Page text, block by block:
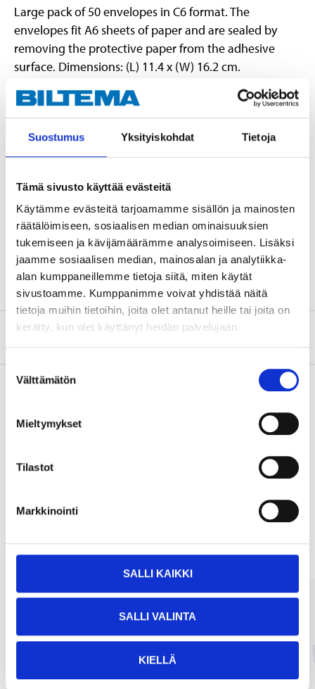
Suostumus Yksityiskohdat Tietoja
Tämä sivusto käyttää evästeitä
Käytämme evästeitä tarjoamamme sisällön ja mainosten
räätälöimiseen, sosiaalisen median ominaisuuksien
tukemiseen ja kävijämäärämme analysoimiseen. Lisäksi
jaamme sosiaalisen median, mainosalan ja analytiikka-
alan kumppaneillemme tietoja siitä, miten käytät
sivustoamme. Kumppanimme voivat yhdistää näitä
tietoja muihin tietoihin, joita olet antanut heille tai joita on
kerätty, kun olet käyttänyt heidän palvelujaan.
Suostumuksen
valinta
Välttämätön
Mieltymykset
Tilastot
Markkinointi
SALLI KAIKKI
SALLI VALINTA
KIELLÄ
Large pack of 50 envelopes in C6 format. The
envelopes fit A6 sheets of paper and are sealed by
removing the protective paper from the adhesive
surface. Dimensions: (L) 11.4 x (W) 16.2 cm.
Technical specifications
Fits
Material
Paper
Width
16,2 cm
About the manufacturer
Other customers also bought